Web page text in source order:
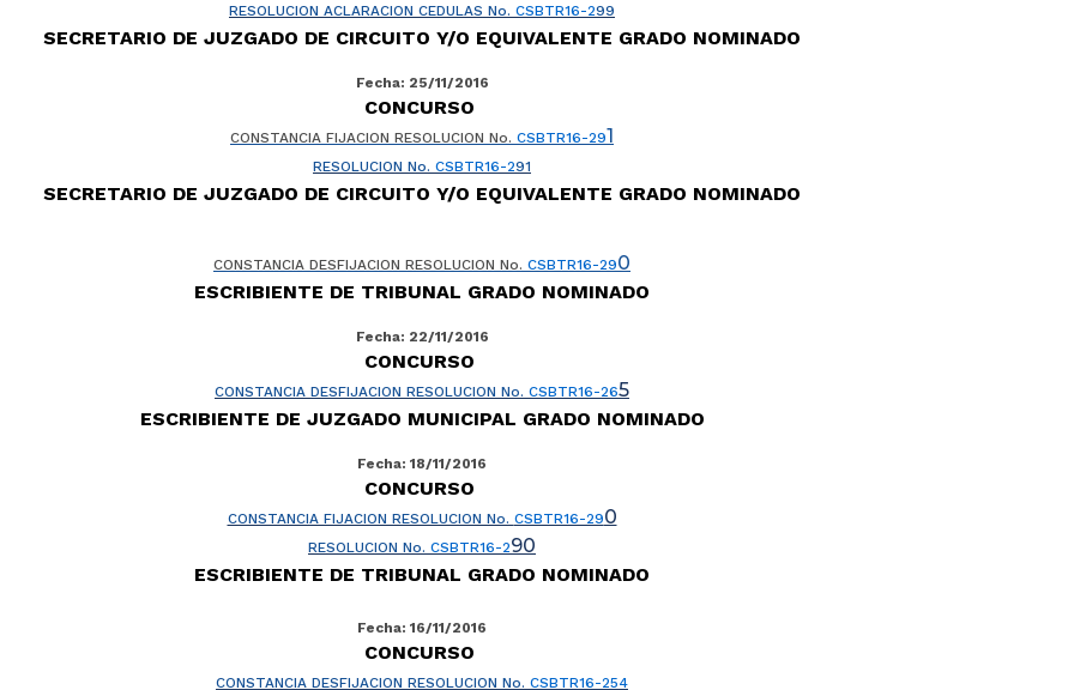
RESOLUCION ACLARACION CEDULAS No. CSBTR16-299
SECRETARIO DE JUZGADO DE CIRCUITO Y/O EQUIVALENTE GRADO NOMINADO
Fecha: 25/11/2016
CONCURSO
CONSTANCIA FIJACION RESOLUCION No. CSBTR16-291
RESOLUCION No. CSBTR16-291
SECRETARIO DE JUZGADO DE CIRCUITO Y/O EQUIVALENTE GRADO NOMINADO
CONSTANCIA DESFIJACION RESOLUCION No. CSBTR16-290
ESCRIBIENTE DE TRIBUNAL GRADO NOMINADO
Fecha: 22/11/2016
CONCURSO
CONSTANCIA DESFIJACION RESOLUCION No. CSBTR16-265
ESCRIBIENTE DE JUZGADO MUNICIPAL GRADO NOMINADO
Fecha: 18/11/2016
CONCURSO
CONSTANCIA FIJACION RESOLUCION No. CSBTR16-290
RESOLUCION No. CSBTR16-290
ESCRIBIENTE DE TRIBUNAL GRADO NOMINADO
Fecha: 16/11/2016
CONCURSO
CONSTANCIA DESFIJACION RESOLUCION No. CSBTR16-254